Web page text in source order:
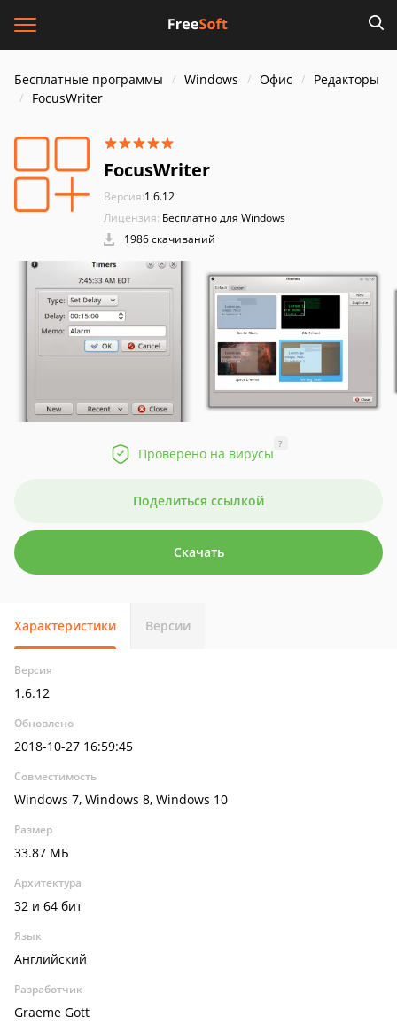
Бесплатные программы Windows Офис
Редакторы
FocusWriter
FocusWriter
Версия:1.6.12
Лицензия: Бесплатно для Windows
1986 скачиваний
Проверено на вирусы
?
Поделиться ссылкой
Скачать
Характеристики Версии
Версия
1.6.12
Обновлено
2018-10-27 16:59:45
Совместимость
Windows 7, Windows 8, Windows 10
Размер
33.87 МБ
Архитектура
32 и 64 бит
Язык
Английский
Разработчик
Graeme Gott